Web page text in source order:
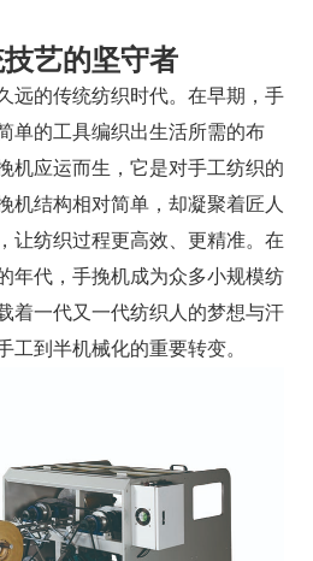
艺的坚守者
远的传统纺织时代。在早期，手
单的工具编织出生活所需的布
机应运而生，它是对手工纺织的
机结构相对简单，却凝聚着匠人
让纺织过程更高效、更精准。在
年代，手挽机成为众多小规模纺
着一代又一代纺织人的梦想与汗
工到半机械化的重要转变。